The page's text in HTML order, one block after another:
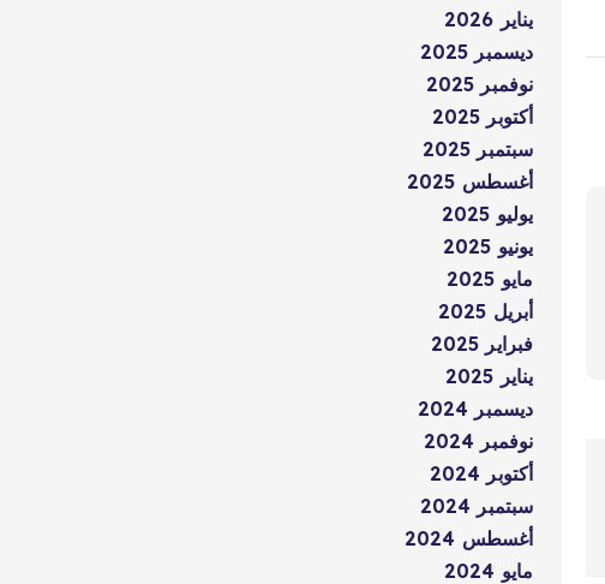
يناير 2026
ديسمبر 2025
نوفمبر 2025
أكتوبر 2025
سبتمبر 2025
أغسطس 2025
يوليو 2025
يونيو 2025
مايو 2025
أبريل 2025
فبراير 2025
يناير 2025
ديسمبر 2024
نوفمبر 2024
أكتوبر 2024
سبتمبر 2024
أغسطس 2024
مايو 2024